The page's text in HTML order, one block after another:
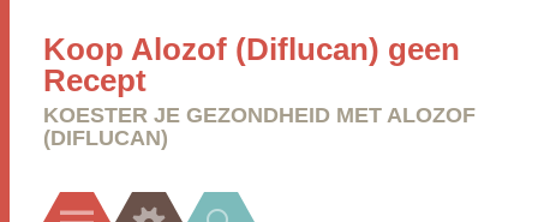
Koop Alozof (Diflucan) geen
Recept
KOESTER JE GEZONDHEID MET ALOZOF
(DIFLUCAN)
Menu Widgets Search